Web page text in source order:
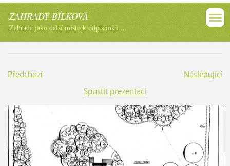
ZAHRADY BÍLKOVÁ
Zahrada jako další místo k odpočinku ...
Předchozí
Následující
Spustit prezentaci